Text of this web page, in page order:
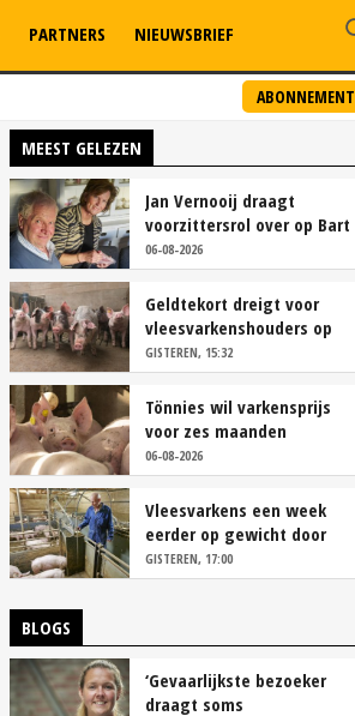
ABONNEMENT
PARTNERS NIEUWSBRIEF
MEEST GELEZEN
Jan Vernooij draagt
voorzittersrol over op Bart
Camps
06-08-2026
Geldtekort dreigt voor
vleesvarkenshouders op
vrije markt
GISTEREN, 15:32
Tönnies wil varkensprijs
voor zes maanden
vastleggen
06-08-2026
Vleesvarkens een week
eerder op gewicht door
continu aanbod van
brijvoer
GISTEREN, 17:00
BLOGS
‘Gevaarlijkste bezoeker
draagt soms